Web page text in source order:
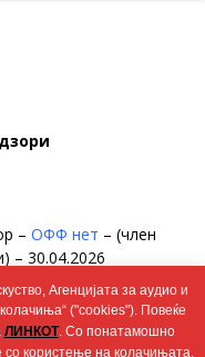
– ОФФ нет – (член
– 30.04.2026
Офф нет– (член
– 19.02.2026
Агенцијата за аудио и
("cookies"). Повеќе
ЛИНКОТ. Со понатамошно
со користење на колачињата.